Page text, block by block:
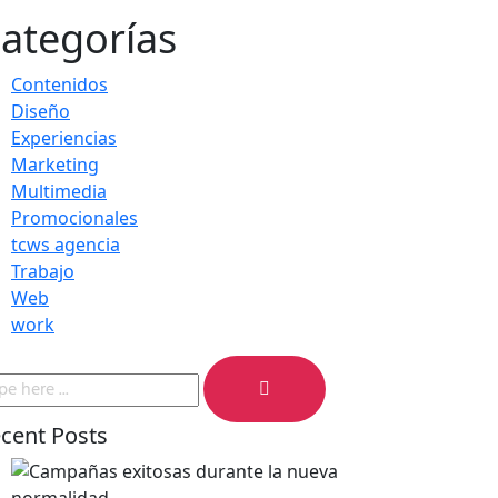
Contenidos
Diseño
Experiencias
Marketing
Multimedia
Promocionales
tcws agencia
Trabajo
Web
work
Posts